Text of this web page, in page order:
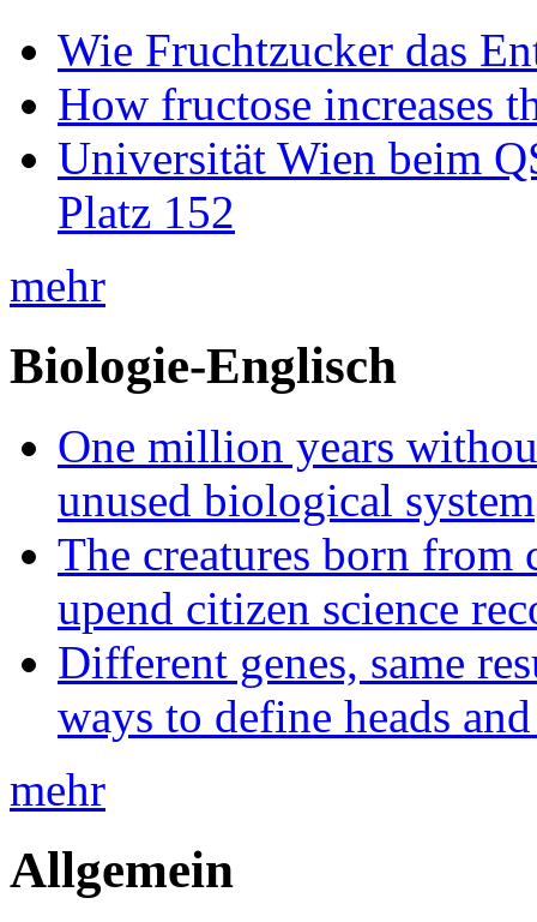
Wie Fruchtzucker das
How fructose increases
Universität Wien beim
Platz 152
mehr
Biologie-Englisch
One million years
unused biological system
The creatures born from
upend citizen science
Different genes, same
ways to define heads
mehr
Allgemein